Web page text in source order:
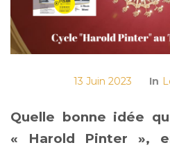
13 Juin 2023 In
Quelle bonne idée
« Harold Pinter »,